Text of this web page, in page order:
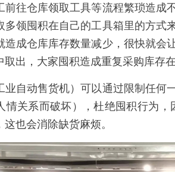
前往仓库领取工具等流程繁琐造成
多领囤积在自己的工具箱里的方式
造成仓库库存数量减少，很快就会
出，大家囤积造成重复采购库存
业自动售货机）可以通过限制任何
情关系而破坏），杜绝囤积行为
也会消除缺货麻烦。